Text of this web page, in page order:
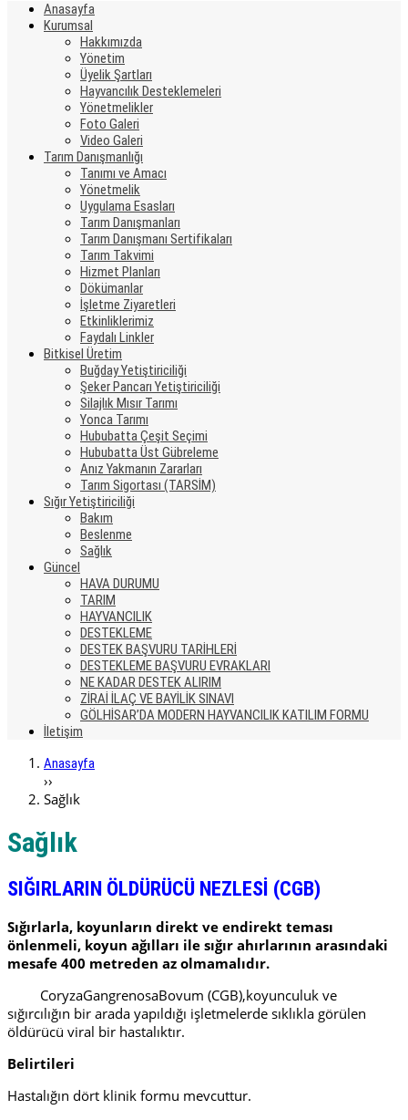
Anasayfa
Kurumsal
Hakkımızda
Yönetim
Üyelik Şartları
Hayvancılık Desteklemeleri
Yönetmelikler
Foto Galeri
Video Galeri
Tarım Danışmanlığı
Tanımı ve Amacı
Yönetmelik
Uygulama Esasları
Tarım Danışmanları
Tarım Danışmanı Sertifikaları
Tarım Takvimi
Hizmet Planları
Dökümanlar
İşletme Ziyaretleri
Etkinliklerimiz
Faydalı Linkler
Bitkisel Üretim
Buğday Yetiştiriciliği
Şeker Pancarı Yetiştiriciliği
Silajlık Mısır Tarımı
Yonca Tarımı
Hububatta Çeşit Seçimi
Hububatta Üst Gübreleme
Anız Yakmanın Zararları
Tarım Sigortası (TARSİM)
Sığır Yetiştiriciliği
Bakım
Beslenme
Sağlık
Güncel
HAVA DURUMU
TARIM
HAYVANCILIK
DESTEKLEME
DESTEK BAŞVURU TARİHLERİ
DESTEKLEME BAŞVURU EVRAKLARI
NE KADAR DESTEK ALIRIM
ZİRAİ İLAÇ VE BAYİLİK SINAVI
GÖLHİSAR’DA MODERN HAYVANCILIK KATILIM FORMU
İletişim
Anasayfa
››
Sağlık
Sağlık
SIĞIRLARIN ÖLDÜRÜCÜ NEZLESİ (CGB)
Sığırlarla, koyunların direkt ve endirekt teması
önlenmeli, koyun ağılları ile sığır ahırlarının arasındaki
mesafe 400 metreden az olmamalıdır.
CoryzaGangrenosaBovum (CGB),koyunculuk ve
sığırcılığın bir arada yapıldığı işletmelerde sıklıkla görülen
öldürücü viral bir hastalıktır.
Belirtileri
Hastalığın dört klinik formu mevcuttur.